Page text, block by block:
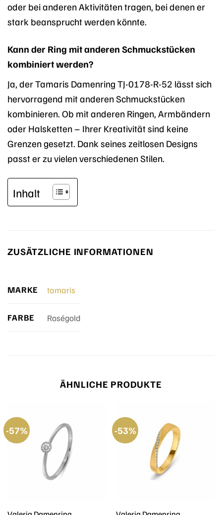
oder bei anderen Aktivitäten tragen, bei denen er
stark beansprucht werden könnte.
Kann der Ring mit anderen Schmuckstücken
kombiniert werden?
Ja, der Tamaris Damenring TJ-0178-R-52 lässt sich
hervorragend mit anderen Schmuckstücken
kombinieren. Ob mit anderen Ringen, Armbändern
oder Halsketten – Ihrer Kreativität sind keine
Grenzen gesetzt. Dank seines zeitlosen Designs
passt er zu vielen verschiedenen Stilen.
Inhalt
ZUSÄTZLICHE INFORMATIONEN
MARKE tamaris
FARBE Roségold
ÄHNLICHE PRODUKTE
-57% -53%